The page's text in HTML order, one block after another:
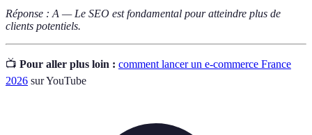
Réponse : A — Le SEO est fondamental pour atteindre plus de
clients potentiels.
📺 Pour aller plus loin : comment lancer un e-commerce France
2026 sur YouTube